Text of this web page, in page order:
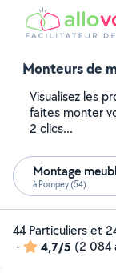
Monteurs de
Visualisez les
faites monter
2 clics...
Montage
à Pompey (54)
44 Particuliers et
-
4,7/5 (2 084